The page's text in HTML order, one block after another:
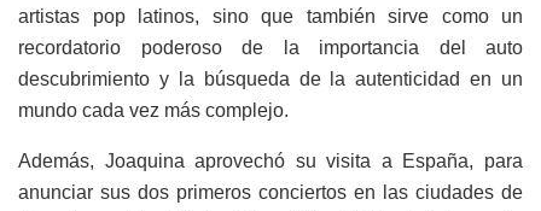
artistas pop latinos, sino que también sirve como un
recordatorio poderoso de la importancia del auto
descubrimiento y la búsqueda de la autenticidad en un
mundo cada vez más complejo.
Además, Joaquina aprovechó su visita a España, para
anunciar sus dos primeros conciertos en las ciudades de